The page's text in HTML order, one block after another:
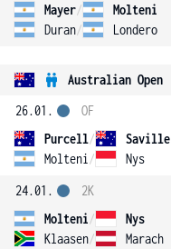
Mayer/
Molteni
Duran/ Londero
Australian Open
26.01.
Purcell/
Saville
Molteni / Nys
OF
24.01.
Molteni/
Nys
Klaasen/ Marach
2K